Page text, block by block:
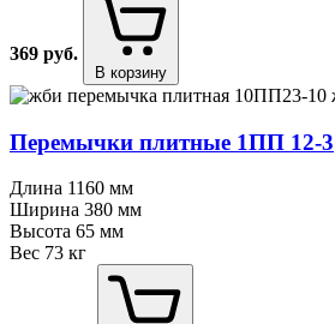
369 руб.
В корзину
Перемычки плитные 1ПП 12⁠-⁠3
Длина 1160 мм
Ширина 380 мм
Высота 65 мм
Вес 73 кг